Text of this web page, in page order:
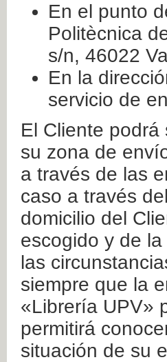
En el punto
Politècnica
s/n, 46022
En la
servicio de
El Cliente
su zona de
a través de las
caso a través
domicilio del
escogido y de
las
siempre que la
«Librería UPV»
permitirá
situación de su